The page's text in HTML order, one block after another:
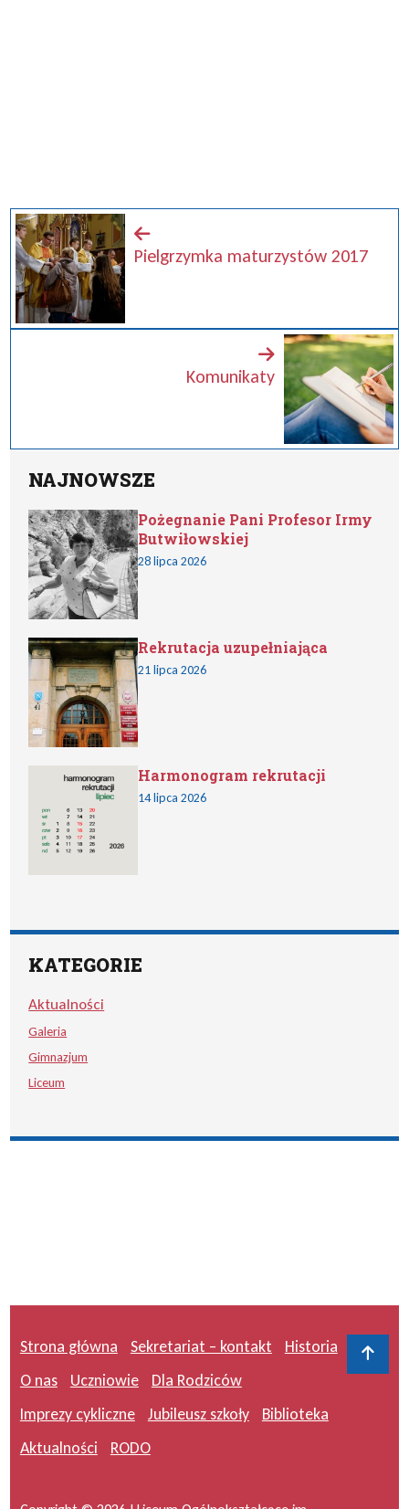
Pielgrzymka maturzystów 2017
Komunikaty
NAJNOWSZE
Pożegnanie Pani Profesor Irmy
Butwiłowskiej
28 lipca 2026
Rekrutacja uzupełniająca
21 lipca 2026
Harmonogram rekrutacji
14 lipca 2026
KATEGORIE
Aktualności
Galeria
Gimnazjum
Liceum
Strona główna Sekretariat – kontakt
Historia
O nas
Uczniowie
Dla Rodziców
Imprezy cykliczne
Jubileusz szkoły
Biblioteka
Aktualności
RODO
Do